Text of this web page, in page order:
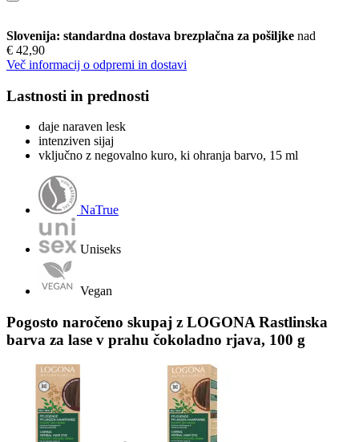
Slovenija: standardna dostava brezplačna za pošiljke nad
€ 42,90
Več informacij o odpremi in dostavi
Lastnosti in prednosti
daje naraven lesk
intenziven sijaj
vključno z negovalno kuro, ki ohranja barvo, 15 ml
NaTrue
Uniseks
Vegan
Pogosto naročeno skupaj z LOGONA Rastlinska
barva za lase v prahu čokoladno rjava, 100 g